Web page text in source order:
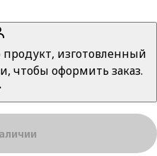
продукт, изготовленный
чтобы оформить заказ.